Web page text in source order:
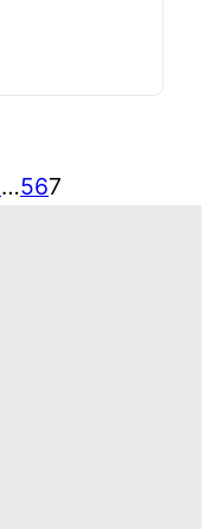
…567